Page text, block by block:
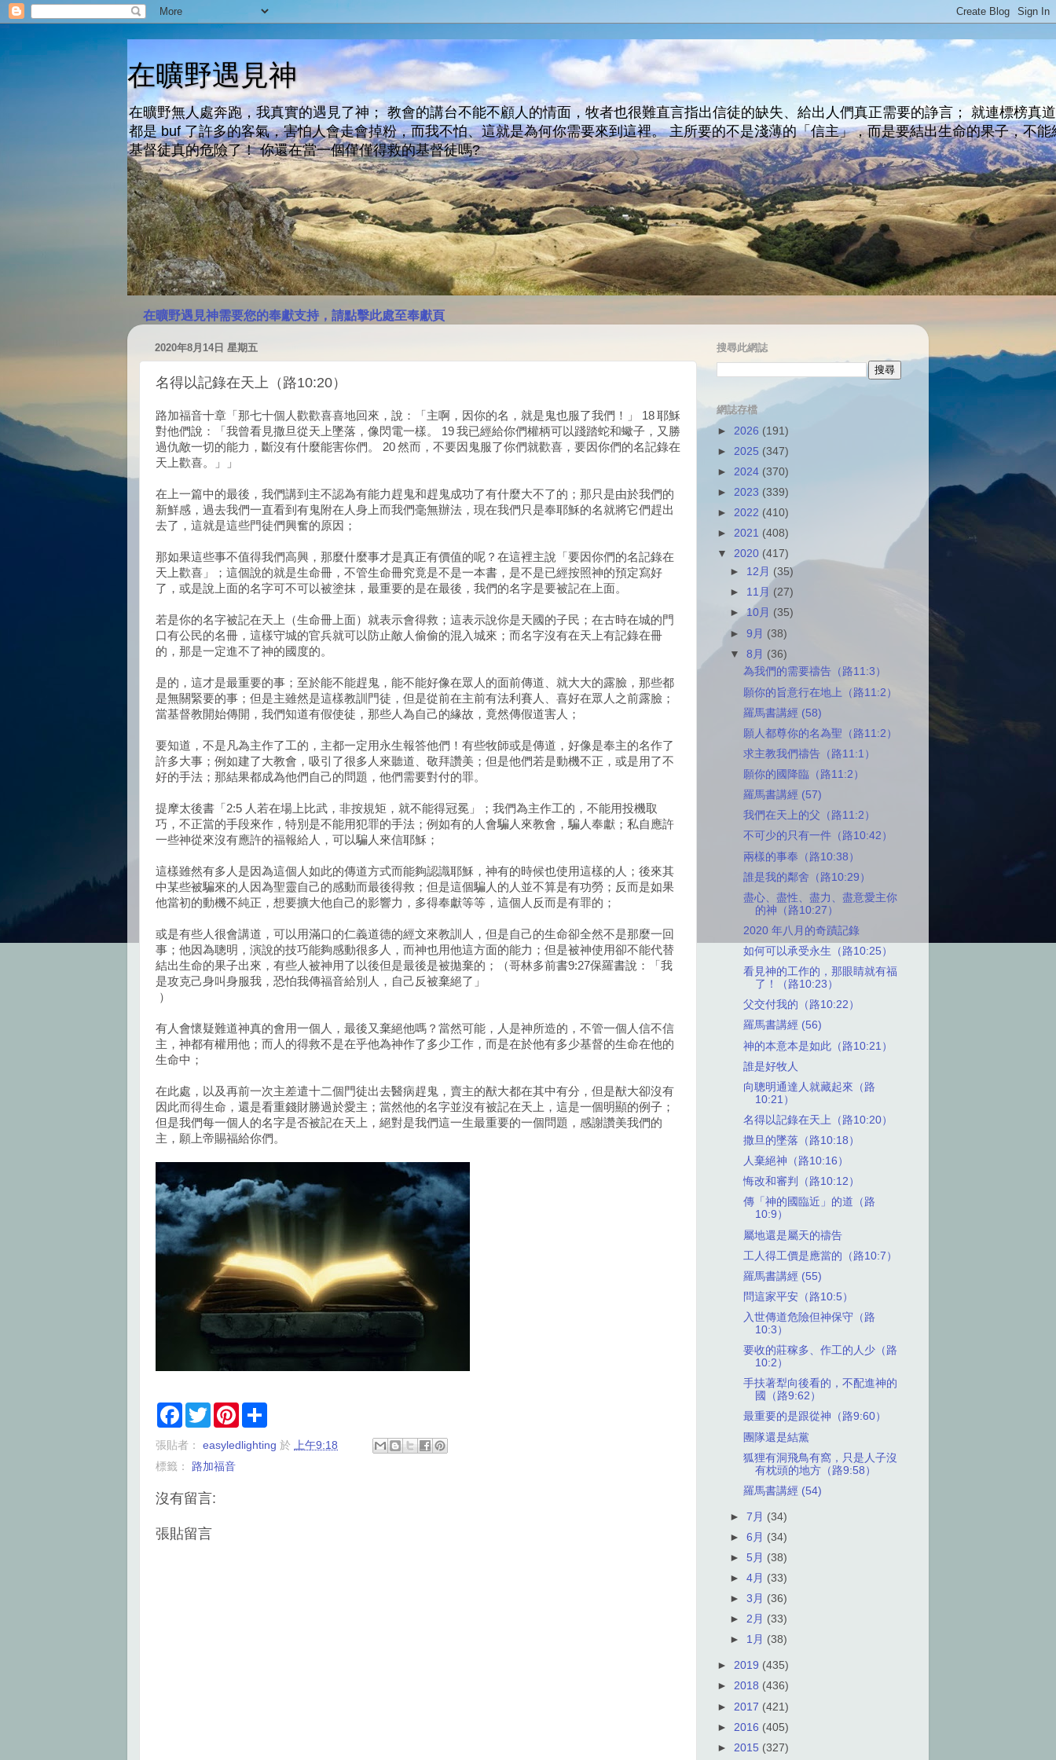
在曠野遇見神
在曠野無人處奔跑，我真實的遇見了神； 教會的講台不能不顧人的情面，牧者也很難直言指出信徒的缺失、給出人們真正需要的諍言； 就連標榜真
都是 buf 了許多的客氣，害怕人會走會掉粉，而我不怕、這就是為何你需要來到這裡。 主所要的不是淺薄的「信主」，而是要結出生命的果子，不能
基督徒真的危險了！ 你還在當一個僅僅得救的基督徒嗎?
在曠野遇見神需要您的奉獻支持，請點擊此處至奉獻頁
2020年8月14日 星期五
名得以記錄在天上（路10:20）
路加福音十章「那七十個人歡歡喜喜地回來，說：「主啊，因你的名，就是鬼也服了我們！」 18 耶穌
對他們說：「我曾看見撒旦從天上墜落，像閃電一樣。 19 我已經給你們權柄可以踐踏蛇和蠍子，又勝
過仇敵一切的能力，斷沒有什麼能害你們。 20 然而，不要因鬼服了你們就歡喜，要因你們的名記錄在
天上歡喜。」」
在上一篇中的最後，我們講到主不認為有能力趕鬼和趕鬼成功了有什麼大不了的；那只是由於我們的
新鮮感，過去我們一直看到有鬼附在人身上而我們毫無辦法，現在我們只是奉耶穌的名就將它們趕出
去了，這就是這些門徒們興奮的原因；
那如果這些事不值得我們高興，那麼什麼事才是真正有價值的呢？在這裡主說「要因你們的名記錄在
天上歡喜」；這個說的就是生命冊，不管生命冊究竟是不是一本書，是不是已經按照神的預定寫好
了，或是說上面的名字可不可以被塗抹，最重要的是在最後，我們的名字是要被記在上面。
若是你的名字被記在天上（生命冊上面）就表示會得救；這表示說你是天國的子民；在古時在城的門
口有公民的名冊，這樣守城的官兵就可以防止敵人偷偷的混入城來；而名字沒有在天上有記錄在冊
的，那是一定進不了神的國度的。
是的，這才是最重要的事；至於能不能趕鬼，能不能好像在眾人的面前傳道、就大大的露臉，那些都
是無關緊要的事；但是主雖然是這樣教訓門徒，但是從前在主前有法利賽人、喜好在眾人之前露臉；
當基督教開始傳開，我們知道有假使徒，那些人為自己的緣故，竟然傳假道害人；
要知道，不是凡為主作了工的，主都一定用永生報答他們！有些牧師或是傳道，好像是奉主的名作了
許多大事；例如建了大教會，吸引了很多人來聽道、敬拜讚美；但是他們若是動機不正，或是用了不
好的手法；那結果都成為他們自己的問題，他們需要對付的罪。
提摩太後書「2:5 人若在場上比武，非按規矩，就不能得冠冕」；我們為主作工的，不能用投機取
巧，不正當的手段來作，特別是不能用犯罪的手法；例如有的人會騙人來教會，騙人奉獻；私自應許
一些神從來沒有應許的福報給人，可以騙人來信耶穌；
這樣雖然有多人是因為這個人如此的傳道方式而能夠認識耶穌，神有的時候也使用這樣的人；後來其
中某些被騙來的人因為聖靈自己的感動而最後得救；但是這個騙人的人並不算是有功勞；反而是如果
他當初的動機不純正，想要擴大他自己的影響力，多得奉獻等等，這個人反而是有罪的；
或是有些人很會講道，可以用滿口的仁義道德的經文來教訓人，但是自己的生命卻全然不是那麼一回
事；他因為聰明，演說的技巧能夠感動很多人，而神也用他這方面的能力；但是被神使用卻不能代替
結出生命的果子出來，有些人被神用了以後但是最後是被拋棄的；（哥林多前書9:27保羅書說：「我
是攻克己身叫身服我，恐怕我傳福音給別人，自己反被棄絕了」
）
有人會懷疑難道神真的會用一個人，最後又棄絕他嗎？當然可能，人是神所造的，不管一個人信不信
主，神都有權用他；而人的得救不是在乎他為神作了多少工作，而是在於他有多少基督的生命在他的
生命中；
在此處，以及再前一次主差遣十二個門徒出去醫病趕鬼，賣主的猷大都在其中有分，但是猷大卻沒有
因此而得生命，還是看重錢財勝過於愛主；當然他的名字並沒有被記在天上，這是一個明顯的例子；
但是我們每一個人的名字是否被記在天上，絕對是我們這一生最重要的一個問題，感謝讚美我們的
主，願上帝賜福給你們。
F
e
o
k
T
w
t
e
P
t
r
張貼者： easyledlighting 於
上午9:18
標籤： 路加福音
沒有留言:
張貼留言
搜尋此網誌
網誌存檔
► 2026 (191)
► 2025 (347)
► 2024 (370)
► 2023 (339)
► 2022 (410)
► 2021 (408)
▼ 2020 (417)
► 12月 (35)
► 11月 (27)
►10月 (35)
►9月 (38)
▼8月 (36)
為我們的需要禱告（路11:3）
願你的旨意行在地上（路11:2）
羅馬書講經 (58)
願人都尊你的名為聖（路11:2）
求主教我們禱告（路11:1）
願你的國降臨（路11:2）
羅馬書講經 (57)
我們在天上的父（路11:2）
不可少的只有一件（路10:42）
兩樣的事奉（路10:38）
誰是我的鄰舍（路10:29）
盡心、盡性、盡力、盡意愛主你
的神（路10:27）
2020 年八月的奇蹟記錄
如何可以承受永生（路10:25）
看見神的工作的，那眼睛就有福
了！（路10:23）
父交付我的（路10:22）
羅馬書講經 (56)
神的本意本是如此（路10:21）
誰是好牧人
向聰明通達人就藏起來（路
10:21）
名得以記錄在天上（路10:20）
撒旦的墜落（路10:18）
人棄絕神（路10:16）
悔改和審判（路10:12）
傳「神的國臨近」的道（路
10:9）
屬地還是屬天的禱告
工人得工價是應當的（路10:7）
羅馬書講經 (55)
問這家平安（路10:5）
入世傳道危險但神保守（路
10:3）
要收的莊稼多、作工的人少（路
10:2）
手扶著犁向後看的，不配進神的
國（路9:62）
最重要的是跟從神（路9:60）
團隊還是結黨
狐狸有洞飛鳥有窩，只是人子沒
有枕頭的地方（路9:58）
羅馬書講經 (54)
►7月 (34)
►6月 (34)
► 5月 (38)
►4月 (33)
►3月 (36)
►2月 (33)
► 1月 (38)
► 2019 (435)
► 2018 (436)
► 2017 (421)
► 2016 (405)
► 2015 (327)